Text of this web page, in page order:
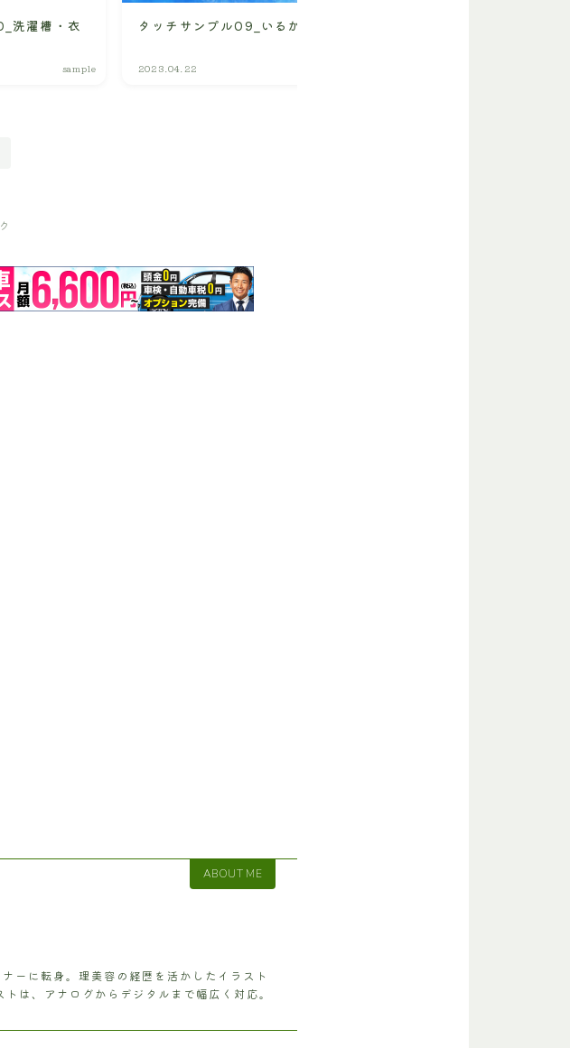
洗濯槽・衣
sample
タッチサンプル09_いるか
2023.04.22
ABOUT ME
ーに転身。理美容の経歴を活かしたイラスト
は、アナログからデジタルまで幅広く対応。